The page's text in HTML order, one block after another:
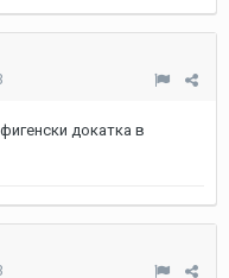
докатка в